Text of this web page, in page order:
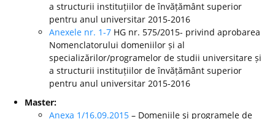
a structurii instituțiilor de învățământ superior
pentru anul universitar 2015-2016
Anexele nr. 1-7 HG nr. 575/2015- privind aprobarea
Nomenclatorului domeniilor și al
specializărilor/programelor de studii universitare și
a structurii instituțiilor de învățământ superior
pentru anul universitar 2015-2016
Master:
Anexa 1/16.09.2015 – Domeniile şi programele de